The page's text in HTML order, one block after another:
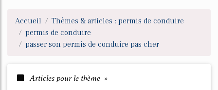
Accueil
Thèmes & articles : permis de conduire
permis de conduire
passer son permis de conduire pas cher
Articles pour le thème »